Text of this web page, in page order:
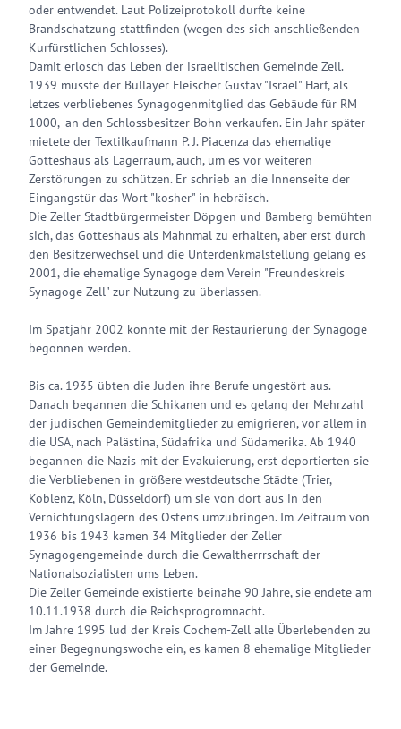
oder entwendet. Laut Polizeiprotokoll durfte keine
Brandschatzung stattfinden (wegen des sich anschließenden
Kurfürstlichen Schlosses).
Damit erlosch das Leben der israelitischen Gemeinde Zell.
1939 musste der Bullayer Fleischer Gustav "Israel" Harf, als
letzes verbliebenes Synagogenmitglied das Gebäude für RM
1000,- an den Schlossbesitzer Bohn verkaufen. Ein Jahr später
mietete der Textilkaufmann P. J. Piacenza das ehemalige
Gotteshaus als Lagerraum, auch, um es vor weiteren
Zerstörungen zu schützen. Er schrieb an die Innenseite der
Eingangstür das Wort "kosher" in hebräisch.
Die Zeller Stadtbürgermeister Döpgen und Bamberg bemühten
sich, das Gotteshaus als Mahnmal zu erhalten, aber erst durch
den Besitzerwechsel und die Unterdenkmalstellung gelang es
2001, die ehemalige Synagoge dem Verein "Freundeskreis
Synagoge Zell" zur Nutzung zu überlassen.
Im Spätjahr 2002 konnte mit der Restaurierung der Synagoge
begonnen werden.
Bis ca. 1935 übten die Juden ihre Berufe ungestört aus.
Danach begannen die Schikanen und es gelang der Mehrzahl
der jüdischen Gemeindemitglieder zu emigrieren, vor allem in
die USA, nach Palästina, Südafrika und Südamerika. Ab 1940
begannen die Nazis mit der Evakuierung, erst deportierten sie
die Verbliebenen in größere westdeutsche Städte (Trier,
Koblenz, Köln, Düsseldorf) um sie von dort aus in den
Vernichtungslagern des Ostens umzubringen. Im Zeitraum von
1936 bis 1943 kamen 34 Mitglieder der Zeller
Synagogengemeinde durch die Gewaltherrrschaft der
Nationalsozialisten ums Leben.
Die Zeller Gemeinde existierte beinahe 90 Jahre, sie endete am
10.11.1938 durch die Reichsprogromnacht.
Im Jahre 1995 lud der Kreis Cochem-Zell alle Überlebenden zu
einer Begegnungswoche ein, es kamen 8 ehemalige Mitglieder
der Gemeinde.